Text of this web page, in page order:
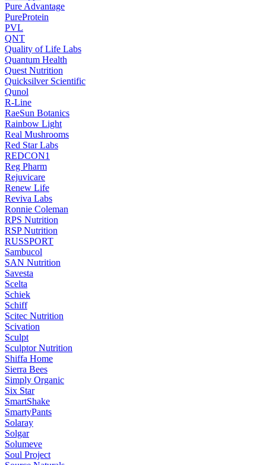
Pure Advantage
PureProtein
PVL
QNT
Quality of Life Labs
Quantum Health
Quest Nutrition
Quicksilver Scientific
Qunol
R-Line
RaeSun Botanics
Rainbow Light
Real Mushrooms
Red Star Labs
REDCON1
Reg Pharm
Rejuvicare
Renew Life
Reviva Labs
Ronnie Coleman
RPS Nutrition
RSP Nutrition
RUSSPORT
Sambucol
SAN Nutrition
Savesta
Scelta
Schiek
Schiff
Scitec Nutrition
Scivation
Sculpt
Sculptor Nutrition
Shiffa Home
Sierra Bees
Simply Organic
Six Star
SmartShake
SmartyPants
Solaray
Solgar
Solumeve
Soul Project